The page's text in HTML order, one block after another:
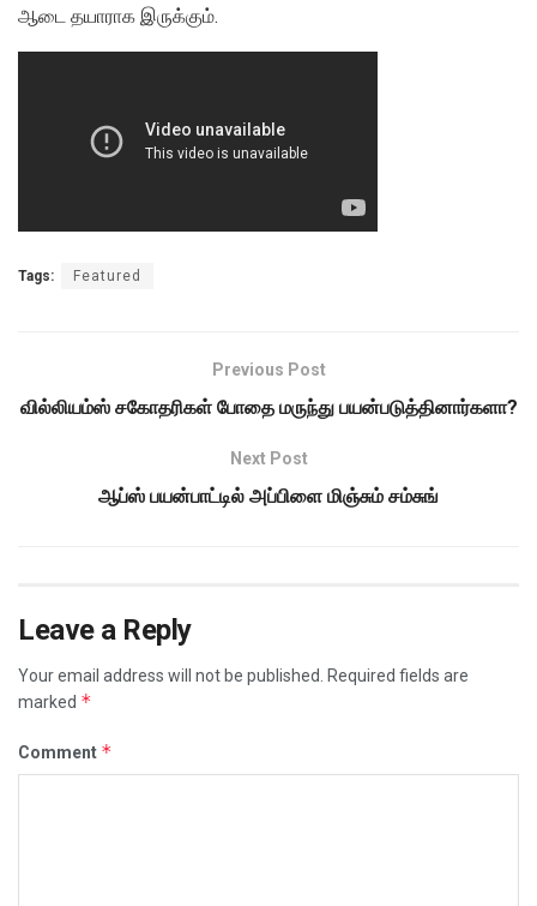
ஆடை தயாராக இருக்கும்.
Tags: Featured
Previous Post
வில்லியம்ஸ் சகோதரிகள் போதை மருந்து பயன்படுத்தினார்களா?
Next Post
ஆப்ஸ் பயன்பாட்டில் அப்பிளை மிஞ்சும் சம்சுங்
Leave a Reply
Your email address will not be published.
Required fields are
marked *
Comment *